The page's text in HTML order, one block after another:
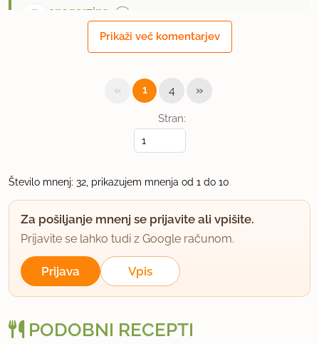
anagerzina
1.12.2005 ob 6:50
Super zgleda. Vse čestitke za mojstrico. Zanima pa
me v kakšnem pekaču si pekla biskvit, da je tako
okrogel, kot pol žoge. V skledi?
uporabno
631141
1.12.2005 ob 7:35
Prikaži več komentarjev
Stran:
« 1 4 »
Število mnenj: 32, prikazujem mnenja od 1 do 10
Za pošiljanje mnenj se prijavite ali vpišite.
Prijavite se lahko tudi z Google računom.
Prijava Vpis
PODOBNI RECEPTI